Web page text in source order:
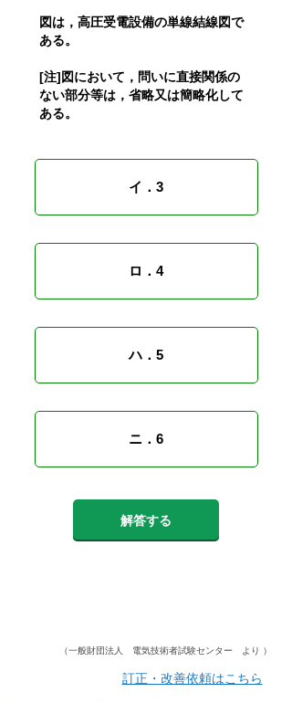
図は，高圧受電設備の単線結線図で
ある。
[注]図において，問いに直接関係の
ない部分等は，省略又は簡略化して
ある。
イ．3
ロ．4
ハ．5
ニ．6
解答する
（一般財団法人 電気技術者試験センター より ）
訂正・改善依頼はこちら